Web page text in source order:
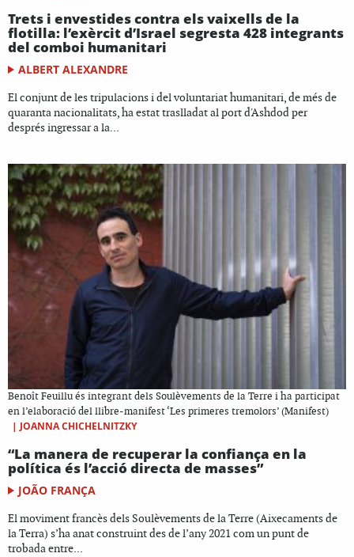
Trets i envestides contra els vaixells de la
flotilla: l’exèrcit d’Israel segresta 428 integrants
del comboi humanitari
ALBERT ALEXANDRE
El conjunt de les tripulacions i del voluntariat humanitari, de més de
quaranta nacionalitats, ha estat traslladat al port d'Ashdod per
després ingressar a la...
Benoît Feuillu és integrant dels Soulèvements de la Terre i ha participat
en l’elaboració del llibre-manifest ‘Les primeres tremolors’ (Manifest)
| JOANNA CHICHELNITZKY
“La manera de recuperar la confiança en la
política és l’acció directa de masses”
JOÃO FRANÇA
El moviment francès dels Soulèvements de la Terre (Aixecaments de
la Terra) s’ha anat construint des de l’any 2021 com un punt de
trobada entre...